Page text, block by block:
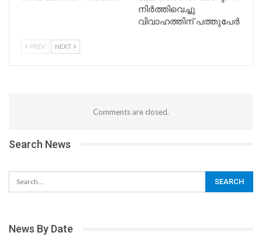
നിർത്തിവെച്ചു
വിവാഹത്തിന് പത്തുപേർ
PREV NEXT
Comments are closed.
Search News
News By Date